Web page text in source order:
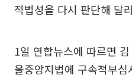
적법성을 다시 판단해 달
1일 연합뉴스에 따르면
울중앙지법에 구속적부